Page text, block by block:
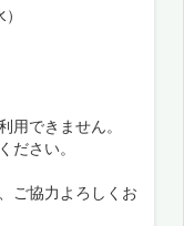
用できません。
さい。
ご協力よろしくお